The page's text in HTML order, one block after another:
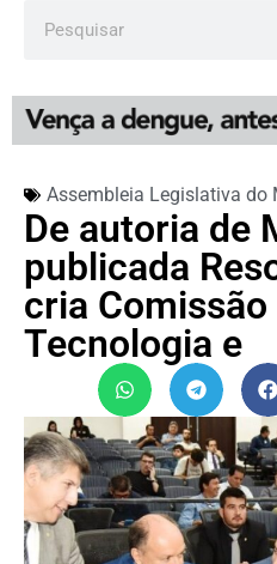
Assembleia Legislativa do
De autoria de
publicada
cria
Tecnologia e